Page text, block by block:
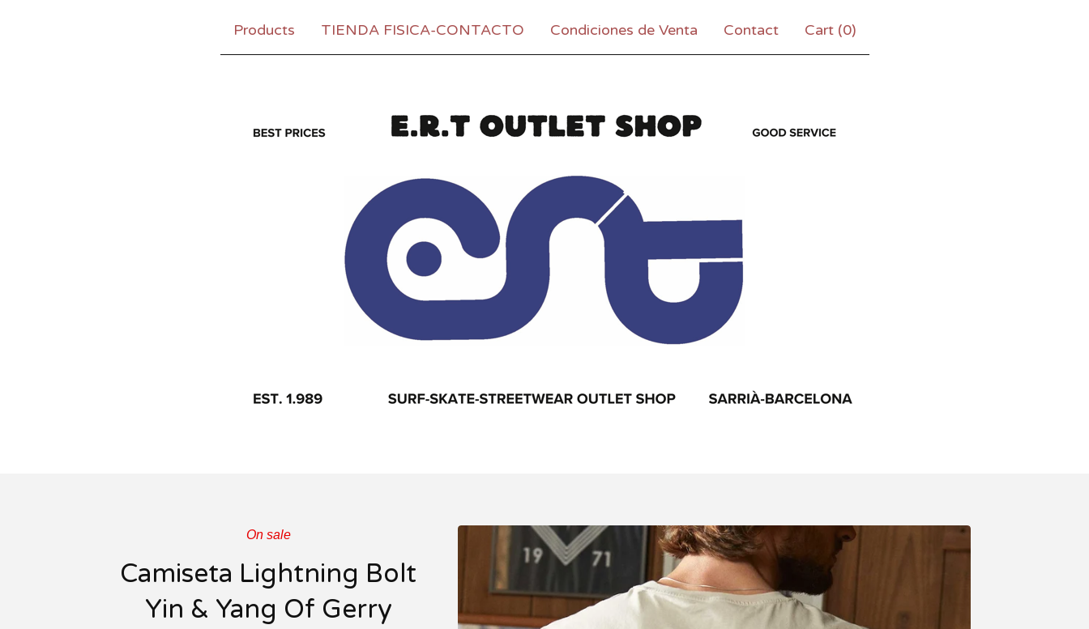
Products TIENDA FISICA-CONTACTO Condiciones de Venta Contact Cart (0)
On sale
Camiseta Lightning Bolt
Yin & Yang Of Gerry